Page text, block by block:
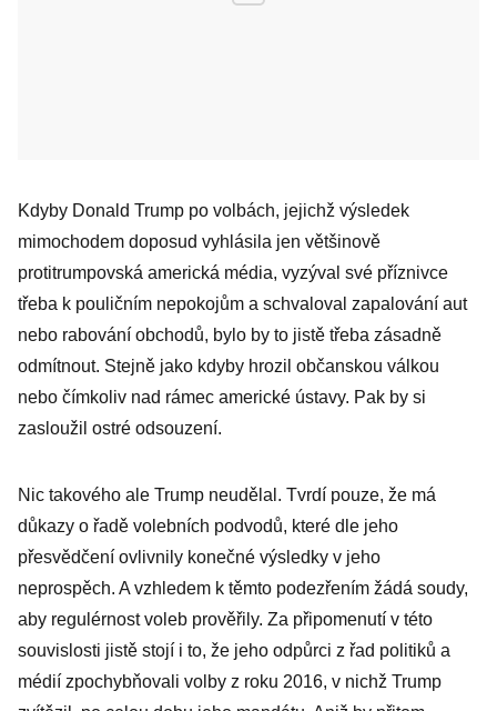
Kdyby Donald Trump po volbách, jejichž výsledek
mimochodem doposud vyhlásila jen většinově
protitrumpovská americká média, vyzýval své příznivce
třeba k pouličním nepokojům a schvaloval zapalování aut
nebo rabování obchodů, bylo by to jistě třeba zásadně
odmítnout. Stejně jako kdyby hrozil občanskou válkou
nebo čímkoliv nad rámec americké ústavy. Pak by si
zasloužil ostré odsouzení.
Nic takového ale Trump neudělal. Tvrdí pouze, že má
důkazy o řadě volebních podvodů, které dle jeho
přesvědčení ovlivnily konečné výsledky v jeho
neprospěch. A vzhledem k těmto podezřením žádá soudy,
aby regulérnost voleb prověřily. Za připomenutí v této
souvislosti jistě stojí i to, že jeho odpůrci z řad politiků a
médií zpochybňovali volby z roku 2016, v nichž Trump